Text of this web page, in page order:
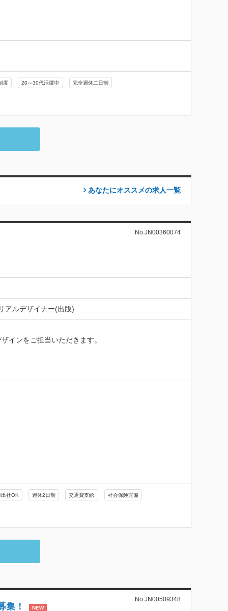
度 20～30代活躍中 完全週休二日制
あなたにオススメの求人一覧
No.JN00360074
アルデザイナー(出版)
インをご担当いただきます。
社OK 週休2日制 交通費支給 社会保険完備
集！
No.JN00509348
NEW